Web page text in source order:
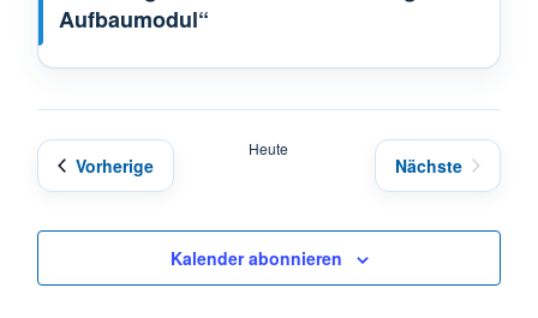
Aufbaumodul“
VorherigeVeranstaltungen
Heute
Nächste
Kalender abonnieren